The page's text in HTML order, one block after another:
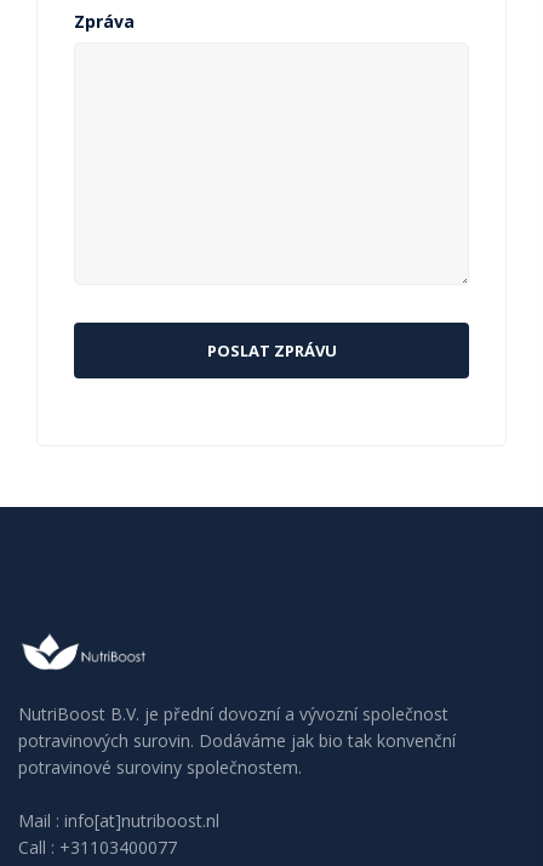
Zpráva
NutriBoost B.V. je přední dovozní a vývozní společnost
potravinových surovin. Dodáváme jak bio tak konvenční
potravinové suroviny společnostem.
Mail : info[at]nutriboost.nl
Call : +31103400077